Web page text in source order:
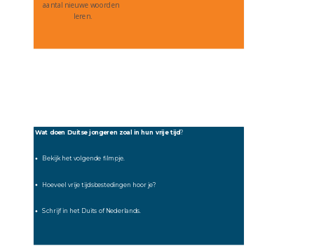
aantal nieuwe woorden
leren.
Wat doen Duitse jongeren zoal in hun vrije tijd?
Bekijk het volgende filmpje.
Hoeveel vrije tijdsbestedingen hoor je?
Schrijf in het Duits of Nederlands.